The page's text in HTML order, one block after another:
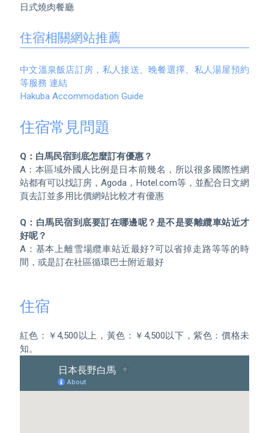
日式燒肉餐廳
住宿相關網站推薦
中文溫泉飯店訂房，私人接送、晚餐選擇、私人湯屋預約
等服務 連結
Hakuba Accommodation Guide
住宿常見問題
Q：白馬民宿到底怎麼訂有優惠？
A：本區域外國人比例是日本前幾名，所以很多國際性網
站都有可以找訂房，Agoda，Hotel.com等，並配合日文網
頁去訂並多用比價網站比較才有優惠
Q：白馬民宿到底要訂在哪邊呢？是不是要離纜車站近才
好呢？
A：基本上離雪場纜車站近最好?可以省掉走路等等的時
間，或是訂在社區循環巴士附近最好
住宿
紅色：￥4,500以上，黃色：￥4,500以下，紫色：價格未